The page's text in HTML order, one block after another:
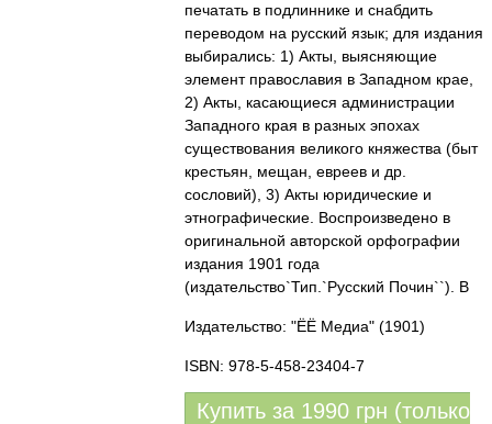
печатать в подлиннике и снабдить
переводом на русский язык; для издания
выбирались: 1) Акты, выясняющие
элемент православия в Западном крае,
2) Акты, касающиеся администрации
Западного края в разных эпохах
существования великого княжества (быт
крестьян, мещан, евреев и др.
сословий), 3) Акты юридические и
этнографические. Воспроизведено в
оригинальной авторской орфографии
издания 1901 года
(издательство`Тип.`Русский Почин``). В
Издательство: "ЁЁ Медиа" (1901)
ISBN: 978-5-458-23404-7
Купить за 1990 грн (только